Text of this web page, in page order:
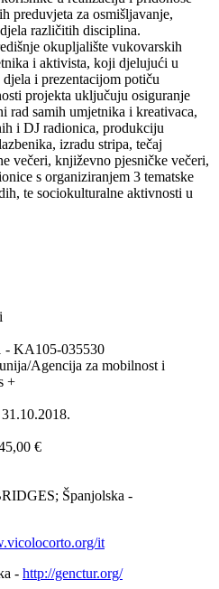
preduvjeta za osmišljavanje,
različitih disciplina.
okupljalište vukovarskih
i aktivista, koji djelujući u
i prezentacijom potiču
projekta uključuju osiguranje
rad samih umjetnika i kreativaca,
i DJ radionica, produkciju
izradu stripa, tečaj
večeri, književno pjesničke večeri,
s organiziranjem 3 tematske
te sociokulturalne aktivnosti u
- KA105-035530
Agencija za mobilnost i
+
€
Španjolska -
it
- http://genctur.org/